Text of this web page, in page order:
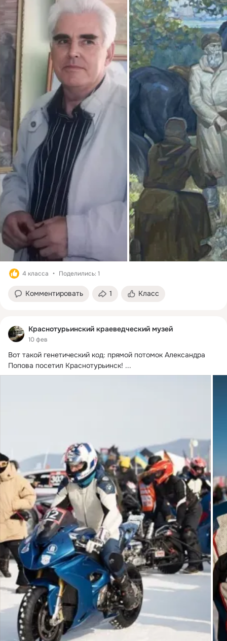
4 класса Поделились: 1
Комментировать 1 Класс
Краснотурьинский краеведческий музей
10 фев
Вот такой генетический код: прямой потомок Александра
Попова посетил Краснотурьинск! ...